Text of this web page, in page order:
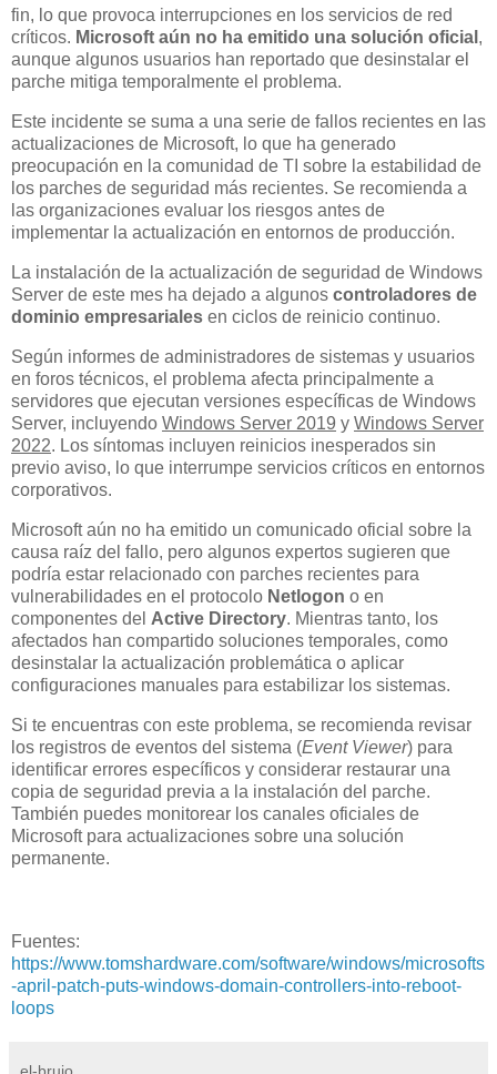
fin, lo que provoca interrupciones en los servicios de red
críticos. Microsoft aún no ha emitido una solución oficial ,
aunque algunos usuarios han reportado que desinstalar el
parche mitiga temporalmente el problema.
Este incidente se suma a una serie de fallos recientes en las
actualizaciones de Microsoft, lo que ha generado
preocupación en la comunidad de TI sobre la estabilidad de
los parches de seguridad más recientes. Se recomienda a
las organizaciones evaluar los riesgos antes de
implementar la actualización en entornos de producción.
La instalación de la actualización de seguridad de Windows
Server de este mes ha dejado a algunos controladores de
dominio empresariales en ciclos de reinicio continuo.
Según informes de administradores de sistemas y usuarios
en foros técnicos, el problema afecta principalmente a
servidores que ejecutan versiones específicas de Windows
Server, incluyendo Windows Server 2019 y Windows Server
2022. Los síntomas incluyen reinicios inesperados sin
previo aviso, lo que interrumpe servicios críticos en entornos
corporativos.
Microsoft aún no ha emitido un comunicado oficial sobre la
causa raíz del fallo, pero algunos expertos sugieren que
podría estar relacionado con parches recientes para
vulnerabilidades en el protocolo Netlogon o en
componentes del Active Directory. Mientras tanto, los
afectados han compartido soluciones temporales, como
desinstalar la actualización problemática o aplicar
configuraciones manuales para estabilizar los sistemas.
Si te encuentras con este problema, se recomienda revisar
los registros de eventos del sistema (Event Viewer) para
identificar errores específicos y considerar restaurar una
copia de seguridad previa a la instalación del parche.
También puedes monitorear los canales oficiales de
Microsoft para actualizaciones sobre una solución
permanente.
Fuentes:
https://www.tomshardware.com/software/windows/microsofts
-april-patch-puts-windows-domain-controllers-into-reboot-
loops